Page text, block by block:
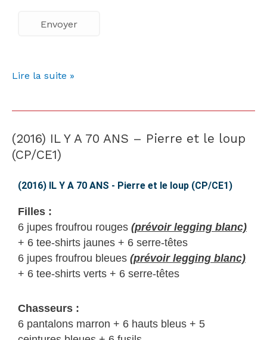
Lire la suite »
(2016) IL Y A 70 ANS – Pierre et le loup
(CP/CE1)
(2016) IL Y A 70 ANS - Pierre et le loup (CP/CE1)
Filles :
6 jupes froufrou rouges (prévoir legging blanc)
+ 6 tee-shirts jaunes + 6 serre-têtes
6 jupes froufrou bleues (prévoir legging blanc)
+ 6 tee-shirts verts + 6 serre-têtes
Chasseurs :
6 pantalons marron + 6 hauts bleus + 5
(2016)
IL
ANS
Pierre
et
le
(CP/CE1)